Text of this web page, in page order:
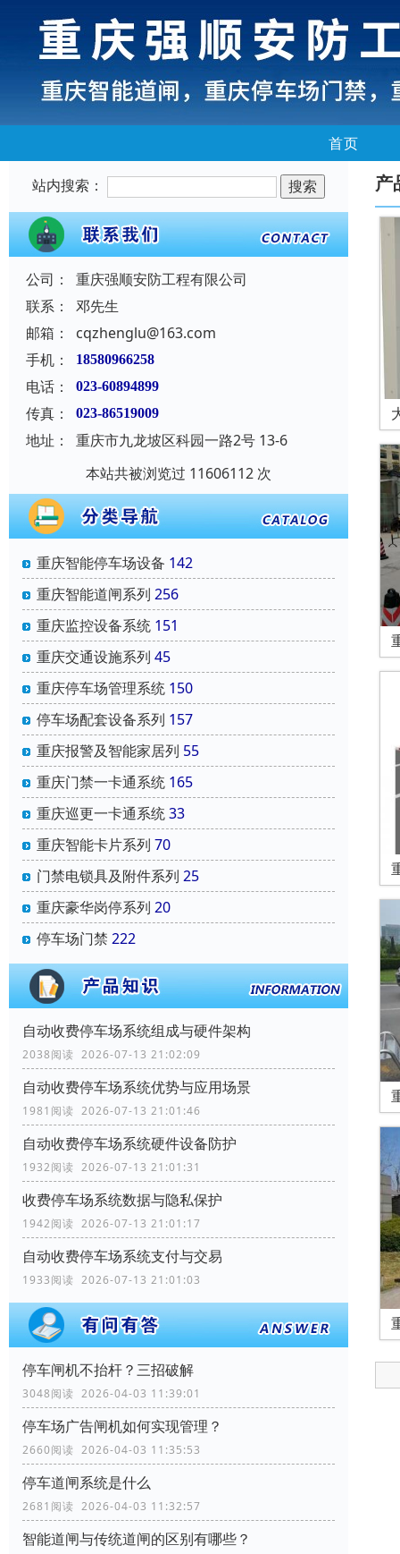
首页
站内搜索：
公司：
重庆强顺安防工程有限公司
联系：
邓先生
邮箱：
cqzhenglu@163.com
手机：
18580966258
电话： 023-60894899
传真： 023-86519009
地址：
重庆市九龙坡区科园一路2号 13-6
本站共被浏览过 11606112 次
重庆智能停车场设备 142
重庆智能道闸系列 256
重庆监控设备系统 151
重庆交通设施系列 45
重庆停车场管理系统 150
停车场配套设备系列 157
重庆报警及智能家居列 55
重庆门禁一卡通系统 165
重庆巡更一卡通系统33
重庆智能卡片系列 70
门禁电锁具及附件系列 25
重庆豪华岗停系列 20
停车场门禁 222
自动收费停车场系统组成与硬件架构
2038阅读 2026-07-13 21:02:09
自动收费停车场系统优势与应用场景
1981阅读 2026-07-13 21:01:46
自动收费停车场系统硬件设备防护
1932阅读 2026-07-13 21:01:31
收费停车场系统数据与隐私保护
1942阅读 2026-07-13 21:01:17
自动收费停车场系统支付与交易
1933阅读 2026-07-13 21:01:03
停车闸机不抬杆？三招破解
3048阅读 2026-04-03 11:39:01
停车场广告闸机如何实现管理？
2660阅读 2026-04-03 11:35:53
停车道闸系统是什么
2681阅读 2026-04-03 11:32:57
智能道闸与传统道闸的区别有哪些？
产